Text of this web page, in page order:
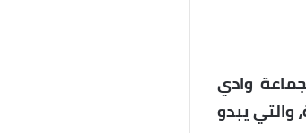
وادي
والتي يبدو